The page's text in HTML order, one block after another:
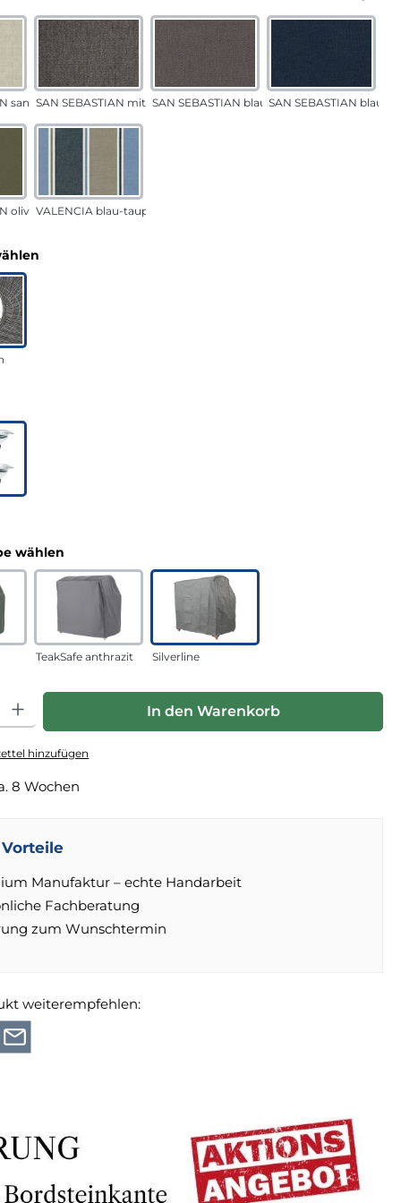
sandSAN SEBASTIAN mittelgrauSAN SEBASTIAN blau-sandSAN SEBASTIAN blau
oliv VALENCIA blau-taupe
wählen
TeakSafe anthrazit Silverline
Gib den gewünschten Wert ein oder benutze die
In den Warenkorb
hinzufügen
8 Wochen
Manufaktur – echte Handarbeit
Fachberatung
zum Wunschtermin
weiterempfehlen: